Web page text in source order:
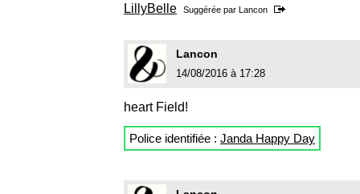
LillyBelle Suggérée par Lancon
Lancon
14/08/2016 à 17:28
heart Field!
Police identifiée : Janda Happy Day